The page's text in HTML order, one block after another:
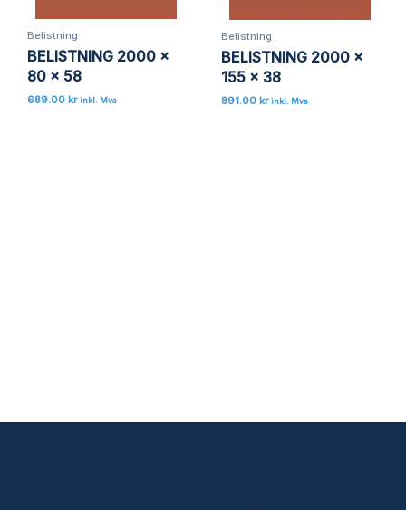
Belistning
BELISTNING 2000 x
80 x 58
689.00 kr inkl. Mva
Belistning
BELISTNING 2000 x
155 x 38
891.00 kr inkl. Mva